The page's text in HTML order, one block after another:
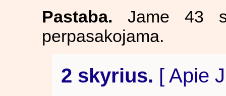
Pastaba. Jame 43
perpasakojama.
2 skyrius. [ Apie